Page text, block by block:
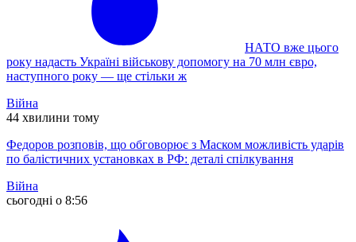
НАТО вже цього
року надасть Україні військову допомогу на 70 млн євро,
наступного року — ще стільки ж
Війна
44 хвилини тому
Федоров розповів, що обговорює з Маском можливість ударів
по балістичних установках в РФ: деталі спілкування
Війна
сьогодні о 8:56